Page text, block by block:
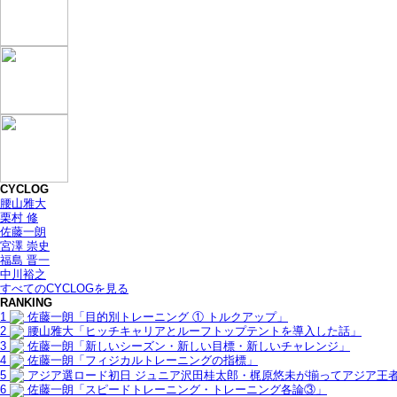
CYCLOG
腰山雅大
栗村 修
佐藤一朗
宮澤 崇史
福島 晋一
中川裕之
すべてのCYCLOGを見る
RANKING
1
佐藤一朗「目的別トレーニング ① トルクアップ」
2
腰山雅大「ヒッチキャリアとルーフトップテントを導入した話」
3
佐藤一朗「新しいシーズン・新しい目標・新しいチャレンジ」
4
佐藤一朗「フィジカルトレーニングの指標」
5
アジア選ロード初日 ジュニア沢田桂太郎・梶原悠未が揃ってアジア王
6
佐藤一朗「スピードトレーニング・トレーニング各論③」